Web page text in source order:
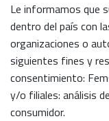
Le informamos que
dentro del país con
organizaciones o
siguientes fines y
consentimiento:
y/o filiales: análisis
consumidor.